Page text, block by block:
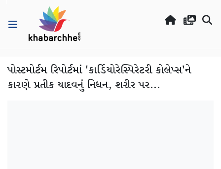
પોસ્ટમોર્ટમ રિપોર્ટમાં 'કાર્ડિયોરેસ્પિરેટરી કોલેપ્સ'ને
કારણે પ્રતીક યાદવનું નિધન, શરીર પર...